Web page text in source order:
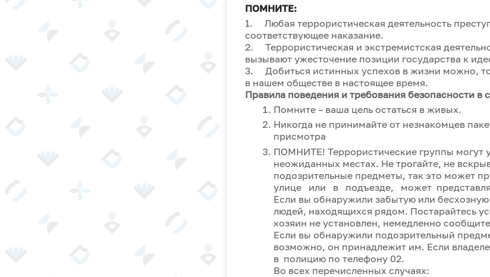
ПОМНИТЕ:
1. Любая террористическая деятельность
соответствующее наказание.
2. Террористическая и экстремистская
вызывают ужесточение позиции государства к
3. Добиться истинных успехов в жизни можно,
в нашем обществе в настоящее время.
Правила поведения и требования безопасности в
Помните – ваша цель остаться в живых.
Никогда не принимайте от незнакомцев
присмотра
ПОМНИТЕ! Террористические группы могут
неожиданных местах. Не трогайте, не
подозрительные предметы, так это может
улице или в подъезде, может
Если вы обнаружили забытую или
людей, находящихся рядом. Постарайтесь
хозяин не установлен, немедленно
Если вы обнаружили подозрительный
возможно, он принадлежит им. Если
в полицию по телефону 02.
Во всех перечисленных случаях: